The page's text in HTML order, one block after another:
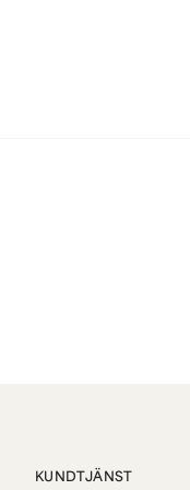
KUNDTJÄNST